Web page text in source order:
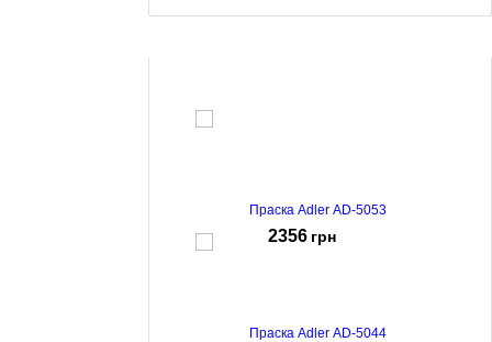
Праска Adler AD-5053
2356 грн
Праска Adler AD-5044